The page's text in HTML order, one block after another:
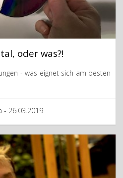
oder was?!
- was eignet sich am besten
- 26.03.2019